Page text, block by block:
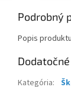
Podrobný
Popis
Kategória: